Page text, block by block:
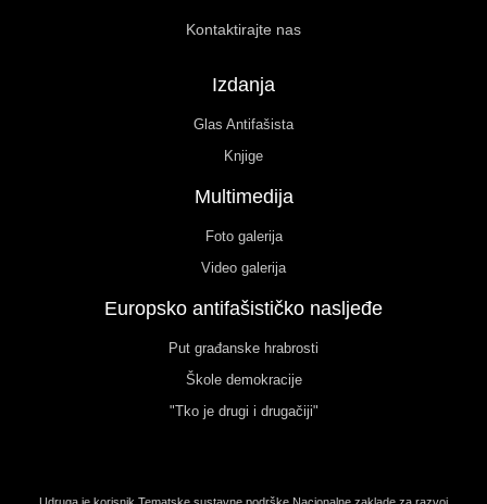
Kontaktirajte nas
Izdanja
Glas Antifašista
Knjige
Multimedija
Foto galerija
Video galerija
Europsko antifašističko nasljeđe
Put građanske hrabrosti
Škole demokracije
"Tko je drugi i drugačiji"